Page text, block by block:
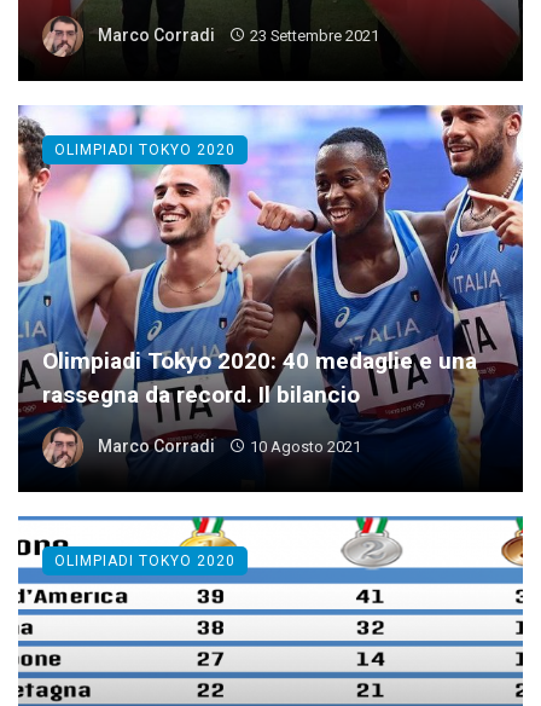
Marco Corradi 23 Settembre 2021
Olimpiadi Tokyo 2020: 40 medaglie e una
rassegna da record. Il bilancio
Marco Corradi 10 Agosto 2021
OLIMPIADI TOKYO 2020
OLIMPIADI TOKYO 2020